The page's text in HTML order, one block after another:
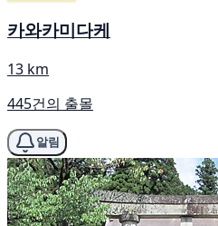
카와카미다케
13 km
445건의 출몰
알림